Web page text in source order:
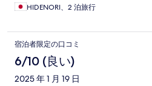
HIDENORI、2 泊旅行
宿泊者限定の口コミ
6/10 (良い)
2025 年 1 月 19 日